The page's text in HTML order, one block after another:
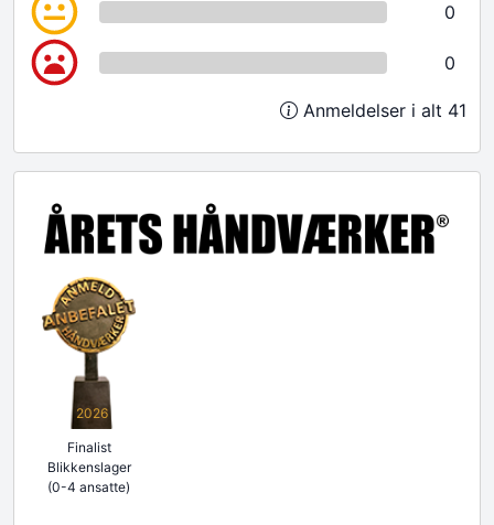
0
0
Anmeldelser i alt 41
2026
Finalist
Blikkenslager
(0-4 ansatte)